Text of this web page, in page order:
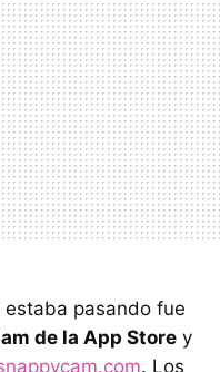
pasando fue
de la App Store y
. Los